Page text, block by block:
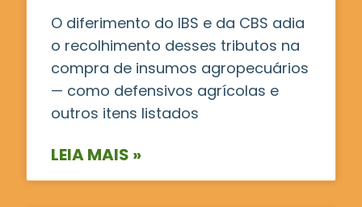
O diferimento do IBS e da CBS adia
o recolhimento desses tributos na
compra de insumos agropecuários
— como defensivos agrícolas e
outros itens listados
LEIA MAIS »